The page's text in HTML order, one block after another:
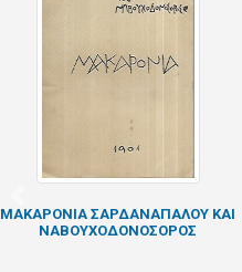
ΜΑΚΑΡΟΝΙΑ ΣΑΡΔΑΝΑΠΑΛΟΥ ΚΑΙ
ΝΑΒΟΥΧΟΔΟΝΟΣΟΡΟΣ
Previous